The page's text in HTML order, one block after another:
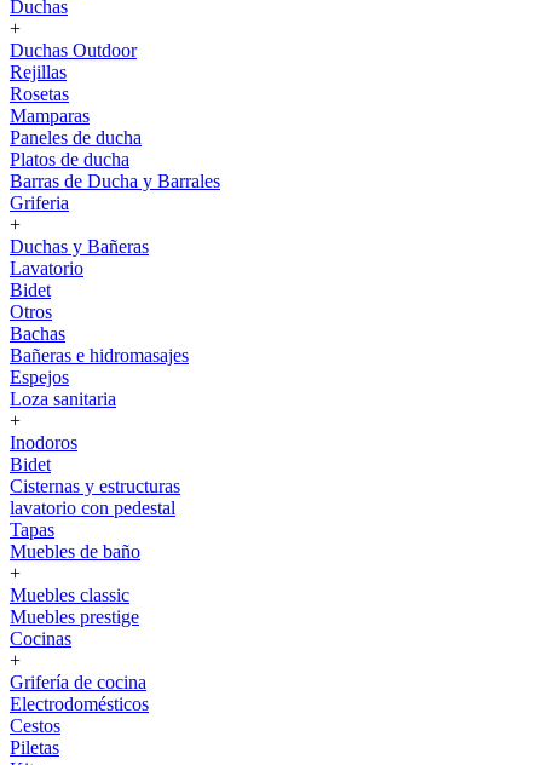
Duchas
+
Duchas Outdoor
Rejillas
Rosetas
Mamparas
Paneles de ducha
Platos de ducha
Barras de Ducha y Barrales
Griferia
+
Duchas y Bañeras
Lavatorio
Bidet
Otros
Bachas
Bañeras e hidromasajes
Espejos
Loza sanitaria
+
Inodoros
Bidet
Cisternas y estructuras
lavatorio con pedestal
Tapas
Muebles de baño
+
Muebles classic
Muebles prestige
Cocinas
+
Grifería de cocina
Electrodomésticos
Cestos
Piletas